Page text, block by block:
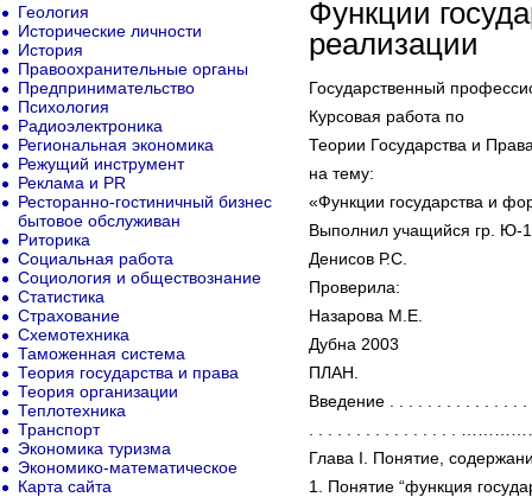
Функции
реализации
Государственный
Курсовая работа по
Теории Государства и
на тему:
«Функции государства и
Выполнил учащийся гр. Ю-1
Денисов Р.С.
Проверила:
Назарова М.Е.
Дубна 2003
ПЛАН.
Введение . . . . . . . . . . . . . .
Глава I. Понятие,
1. Понятие “функция
Геология
Исторические личности
История
Правоохранительные органы
Предпринимательство
Психология
Радиоэлектроника
Региональная экономика
Режущий инструмент
Реклама и PR
Ресторанно-гостиничный бизнес
бытовое обслуживан
Риторика
Социальная работа
Социология и обществознание
Статистика
Страхование
Схемотехника
Таможенная система
Теория государства и права
Теория организации
Теплотехника
Транспорт
Экономика туризма
Экономико-математическое
Карта сайта